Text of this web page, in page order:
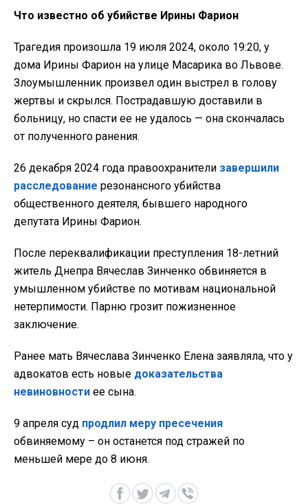
Что известно об убийстве Ирины Фарион
Трагедия произошла 19 июля 2024, около 19:20, у
дома Ирины Фарион на улице Масарика во Львове.
Злоумышленник произвел один выстрел в голову
жертвы и скрылся. Пострадавшую доставили в
больницу, но спасти ее не удалось — она скончалась
от полученного ранения.
26 декабря 2024 года правоохранители завершили
расследование резонансного убийства
общественного деятеля, бывшего народного
депутата Ирины Фарион.
После переквалификации преступления 18-летний
житель Днепра Вячеслав Зинченко обвиняется в
умышленном убийстве по мотивам национальной
нетерпимости. Парню грозит пожизненное
заключение.
Ранее мать Вячеслава Зинченко Елена заявляла, что у
адвокатов есть новые доказательства
невиновности ее сына.
9 апреля суд продлил меру пресечения
обвиняемому – он останется под стражей по
меньшей мере до 8 июня.